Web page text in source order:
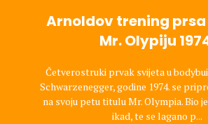
Arnoldov trening prsa
Mr. Olypiju
Četverostruki prvak svijeta u
Schwarzenegger, godine 1974. se
na svoju petu titulu Mr. Olympia. Bio
ikad, te se lagano p...